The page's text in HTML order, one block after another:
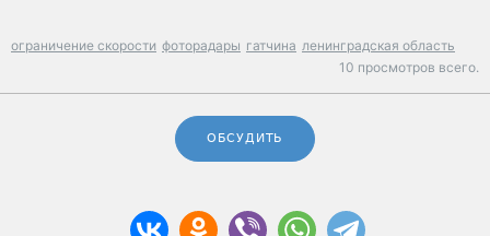
ограничение скорости фоторадары гатчина ленинградская область
10 просмотров всего.
ОБСУДИТЬ